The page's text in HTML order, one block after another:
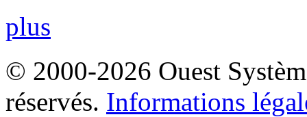
plus
© 2000-2026 Ouest
réservés. Informations